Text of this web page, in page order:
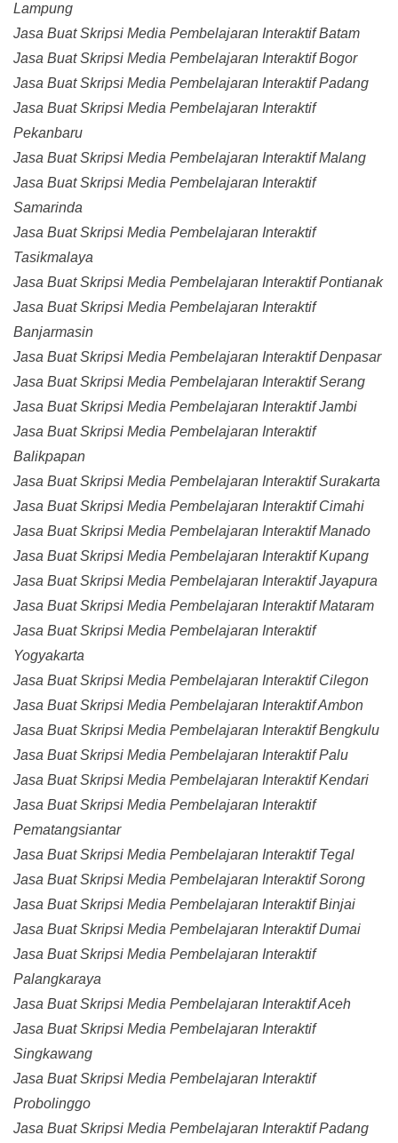
Lampung
Jasa Buat Skripsi Media Pembelajaran Interaktif Batam
Jasa Buat Skripsi Media Pembelajaran Interaktif Bogor
Jasa Buat Skripsi Media Pembelajaran Interaktif Padang
Jasa Buat Skripsi Media Pembelajaran Interaktif
Pekanbaru
Jasa Buat Skripsi Media Pembelajaran Interaktif Malang
Jasa Buat Skripsi Media Pembelajaran Interaktif
Samarinda
Jasa Buat Skripsi Media Pembelajaran Interaktif
Tasikmalaya
Jasa Buat Skripsi Media Pembelajaran Interaktif Pontianak
Jasa Buat Skripsi Media Pembelajaran Interaktif
Banjarmasin
Jasa Buat Skripsi Media Pembelajaran Interaktif Denpasar
Jasa Buat Skripsi Media Pembelajaran Interaktif Serang
Jasa Buat Skripsi Media Pembelajaran Interaktif Jambi
Jasa Buat Skripsi Media Pembelajaran Interaktif
Balikpapan
Jasa Buat Skripsi Media Pembelajaran Interaktif Surakarta
Jasa Buat Skripsi Media Pembelajaran Interaktif Cimahi
Jasa Buat Skripsi Media Pembelajaran Interaktif Manado
Jasa Buat Skripsi Media Pembelajaran Interaktif Kupang
Jasa Buat Skripsi Media Pembelajaran Interaktif Jayapura
Jasa Buat Skripsi Media Pembelajaran Interaktif Mataram
Jasa Buat Skripsi Media Pembelajaran Interaktif
Yogyakarta
Jasa Buat Skripsi Media Pembelajaran Interaktif Cilegon
Jasa Buat Skripsi Media Pembelajaran Interaktif Ambon
Jasa Buat Skripsi Media Pembelajaran Interaktif Bengkulu
Jasa Buat Skripsi Media Pembelajaran Interaktif Palu
Jasa Buat Skripsi Media Pembelajaran Interaktif Kendari
Jasa Buat Skripsi Media Pembelajaran Interaktif
Pematangsiantar
Jasa Buat Skripsi Media Pembelajaran Interaktif Tegal
Jasa Buat Skripsi Media Pembelajaran Interaktif Sorong
Jasa Buat Skripsi Media Pembelajaran Interaktif Binjai
Jasa Buat Skripsi Media Pembelajaran Interaktif Dumai
Jasa Buat Skripsi Media Pembelajaran Interaktif
Palangkaraya
Jasa Buat Skripsi Media Pembelajaran Interaktif Aceh
Jasa Buat Skripsi Media Pembelajaran Interaktif
Singkawang
Jasa Buat Skripsi Media Pembelajaran Interaktif
Probolinggo
Jasa Buat Skripsi Media Pembelajaran Interaktif Padang